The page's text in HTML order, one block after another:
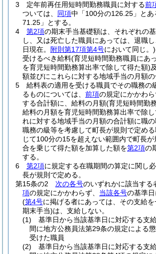
3
定年前再任用短時間勤務職員に対する前
ついては、 同項中「100分の126.25」と
71.25」とする。
4
第2項の期末手当基礎額は、それぞれの
し、又は死亡した職員にあっては、退職
日現在。
附則第17項第4号において同じ。)
受けるべき給料(育児短時間勤務職員にあ
を育児短時間勤務算出率で除して得た額)
額並びにこれらに対する地域手当の月額の
5
給料表の適用を受ける職員でその職務の
るものについては、 前項の規定にかかわら
する合計額に、給料の月額(育児短時間勤
給料の月額を育児短時間勤務算出率で除
れに対する地域手当の月額の合計額に職の
職務の級等を考慮して町長が規則で定め
じて100分の15を超えない範囲内で町長が
合を乗じて得た額を加算した額を第2項の
する。
6
第2項に規定する在職期間の算定に関し
長が規則で定める。
第15条の2
次の各号のいずれかに該当する
項の規定にかかわらず、 当該各号の基準
(第4号に掲げる者にあっては、その支給
期末手当)は、支給しない。
(1)
基準日から当該基準日に対応する支
間に地方公務員法第29条の規定による
受けた職員
(2)
基準日から当該基準日に対応する支